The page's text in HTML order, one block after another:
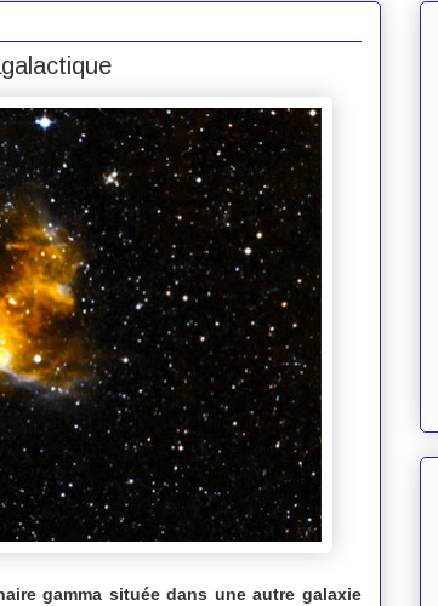
gamma située dans une autre galaxie